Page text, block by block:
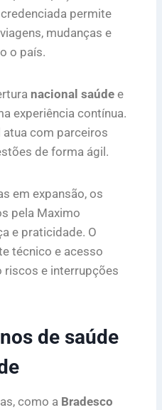
permite
mudanças e
o país.
nacional saúde e
experiência contínua.
atua com parceiros
de forma ágil.
em expansão, os
pela Maximo
e praticidade. O
técnico e acesso
riscos e interrupções
de saúde
como a Bradesco